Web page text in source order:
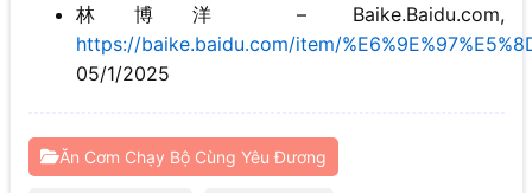
林博洋 – Baike.Baidu.com,
https://baike.baidu.com/item/
05/1/2025
Ăn Cơm Chạy Bộ Cùng Yêu Đương